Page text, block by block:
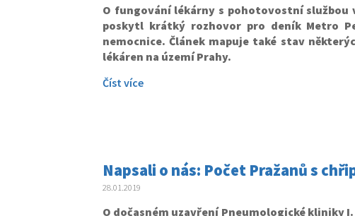
O fungování lékárny s pohotovostní službou
poskytl krátký rozhovor pro deník Metro
nemocnice. Článek mapuje také stav
lékáren na území Prahy.
Číst více
Napsali o nás: Počet Pražanů s
28.01.2019
O dočasném uzavření Pneumologické kliniky I.